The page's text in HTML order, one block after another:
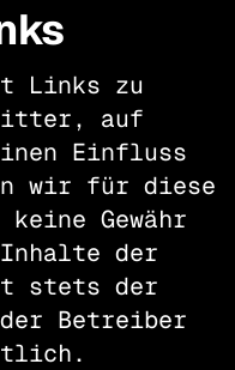
Links zu
auf
Einfluss
wir für diese
Gewähr
Inhalte der
stets der
Betreiber